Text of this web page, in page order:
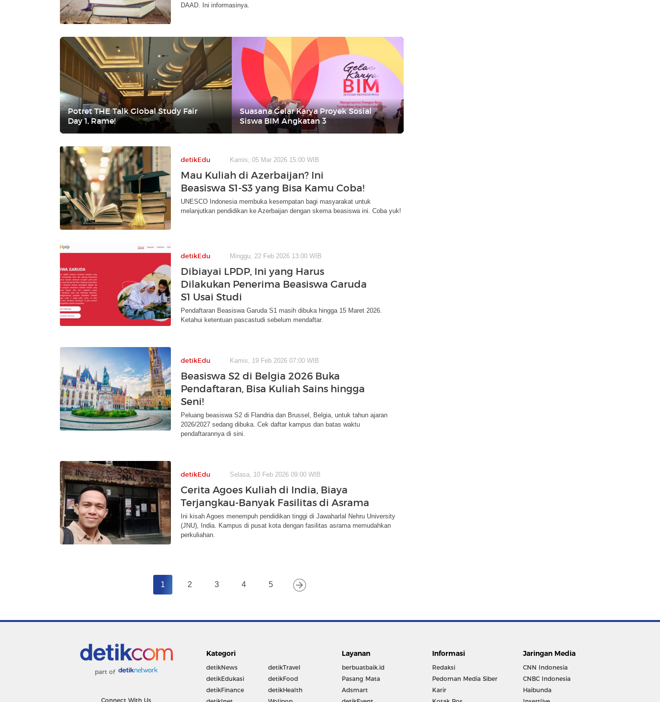
DAAD. Ini informasinya.
Potret THE Talk Global Study Fair
Day 1, Rame!
Suasana Gelar Karya Proyek Sosial
Siswa BIM Angkatan 3
detikEdu Kamis, 05 Mar 2026 15:00 WIB
Mau Kuliah di Azerbaijan? Ini
Beasiswa S1-S3 yang Bisa Kamu Coba!
UNESCO Indonesia membuka kesempatan bagi masyarakat untuk
melanjutkan pendidikan ke Azerbaijan dengan skema beasiswa ini. Coba yuk!
detikEdu Minggu, 22 Feb 2026 13:00 WIB
Dibiayai LPDP, Ini yang Harus
Dilakukan Penerima Beasiswa Garuda
S1 Usai Studi
Pendaftaran Beasiswa Garuda S1 masih dibuka hingga 15 Maret 2026.
Ketahui ketentuan pascastudi sebelum mendaftar.
detikEdu Kamis, 19 Feb 2026 07:00 WIB
Beasiswa S2 di Belgia 2026 Buka
Pendaftaran, Bisa Kuliah Sains hingga
Seni!
Peluang beasiswa S2 di Flandria dan Brussel, Belgia, untuk tahun ajaran
2026/2027 sedang dibuka. Cek daftar kampus dan batas waktu
pendaftarannya di sini.
detikEdu Selasa, 10 Feb 2026 09:00 WIB
Cerita Agoes Kuliah di India, Biaya
Terjangkau-Banyak Fasilitas di Asrama
Ini kisah Agoes menempuh pendidikan tinggi di Jawaharlal Nehru University
(JNU), India. Kampus di pusat kota dengan fasilitas asrama memudahkan
perkuliahan.
1 2 3 4 5
part of
Connect With Us
Kategori
detikNews
detikEdukasi
detikFinance
detikTravel
detikFood
detikHealth
Layanan
berbuatbaik.id
Pasang Mata
Adsmart
Informasi
Redaksi
Pedoman Media Siber
Karir
Jaringan Media
CNN Indonesia
CNBC Indonesia
Haibunda